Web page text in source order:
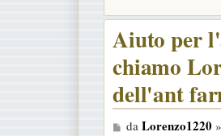
Aiuto per
chiamo
dell'ant
M
da Lorenzo1220»